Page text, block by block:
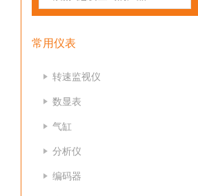
常用仪表
转速监视仪
数显表
气缸
分析仪
编码器